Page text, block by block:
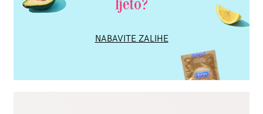
ljeto?
NABAVITE ZALIHE